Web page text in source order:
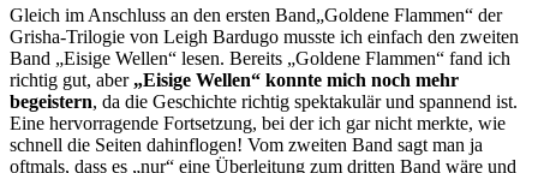
Gleich im Anschluss an den ersten Band„Goldene Flammen“ der
Grisha-Trilogie von Leigh Bardugo musste ich einfach den zweiten
Band „Eisige Wellen“ lesen. Bereits „Goldene Flammen“ fand ich
richtig gut, aber „Eisige Wellen“ konnte mich noch mehr
begeistern, da die Geschichte richtig spektakulär und spannend ist.
Eine hervorragende Fortsetzung, bei der ich gar nicht merkte, wie
schnell die Seiten dahinflogen! Vom zweiten Band sagt man ja
oftmals, dass es „nur“ eine Überleitung zum dritten Band wäre und